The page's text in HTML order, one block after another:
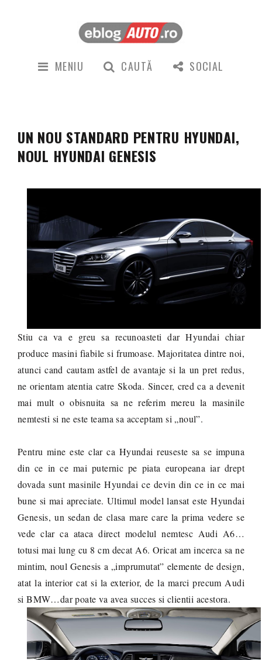
MENIU CAUTĂ SOCIAL
UN NOU STANDARD PENTRU HYUNDAI,
NOUL HYUNDAI GENESIS
Stiu ca va e greu sa recunoasteti dar Hyundai chiar
produce masini fiabile si frumoase. Majoritatea dintre noi,
atunci cand cautam astfel de avantaje si la un pret redus,
ne orientam atentia catre Skoda. Sincer, cred ca a devenit
mai mult o obisnuita sa ne referim mereu la masinile
nemtesti si ne este teama sa acceptam si „noul”.
Pentru mine este clar ca Hyundai reuseste sa se impuna
din ce in ce mai puternic pe piata europeana iar drept
dovada sunt masinile Hyundai ce devin din ce in ce mai
bune si mai apreciate. Ultimul model lansat este Hyundai
Genesis, un sedan de clasa mare care la prima vedere se
vede clar ca ataca direct modelul nemtesc Audi A6…
totusi mai lung cu 8 cm decat A6. Oricat am incerca sa ne
mintim, noul Genesis a „imprumutat” elemente de design,
atat la interior cat si la exterior, de la marci precum Audi
si BMW…dar poate va avea succes si clientii acestora.